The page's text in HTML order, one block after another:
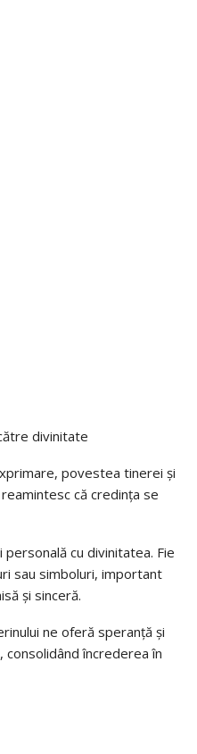
divinitate
povestea tinerei și
că credința se
cu divinitatea. Fie
sau simboluri, important
și sinceră.
ne oferă speranță și
încrederea în